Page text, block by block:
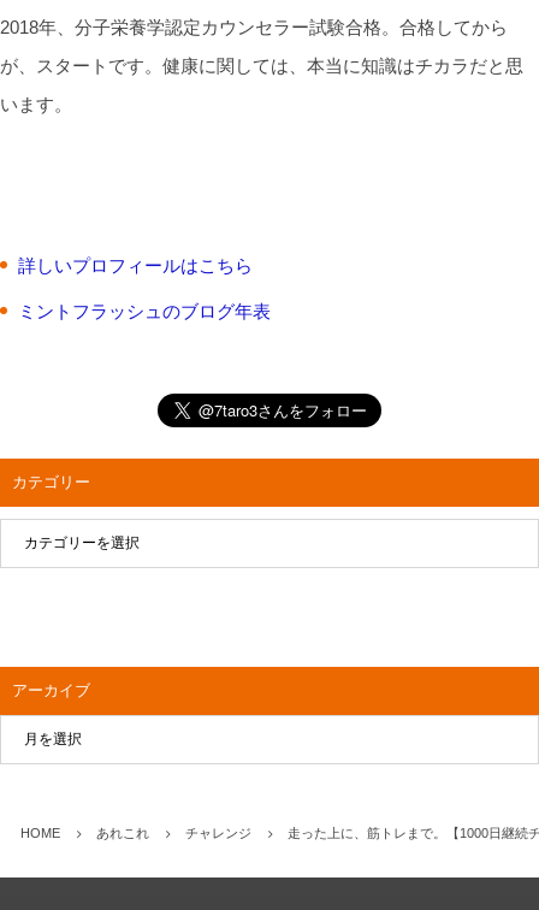
2018年、分子栄養学認定カウンセラー試験合格。合格してから
が、スタートです。健康に関しては、本当に知識はチカラだと思
います。
詳しいプロフィールはこちら
ミントフラッシュのブログ年表
カテゴリー
アーカイブ
HOME あれこれ チャレンジ 走った上に、筋トレまで。【1000日継続